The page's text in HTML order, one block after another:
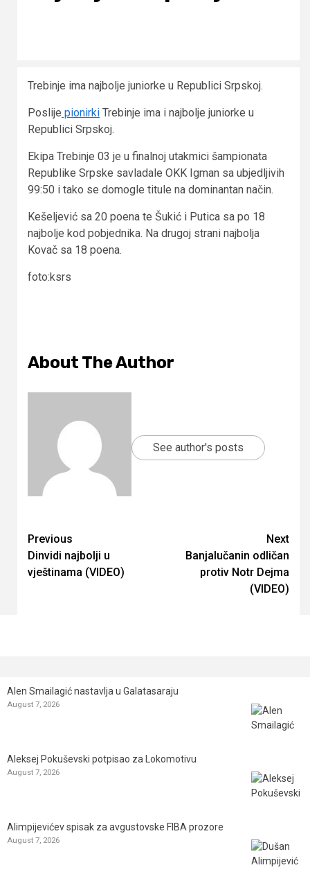
Trebinje ima najbolje juniorke u Republici Srpskoj.
Poslije pionirki Trebinje ima i najbolje juniorke u
Republici Srpskoj.
Ekipa Trebinje 03 je u finalnoj utakmici šampionata
Republike Srpske savladale OKK Igman sa ubjedljivih
99:50 i tako se domogle titule na dominantan način.
Kešeljević sa 20 poena te Šukić i Putica sa po 18
najbolje kod pobjednika. Na drugoj strani najbolja
Kovač sa 18 poena.
foto:ksrs
About The Author
See author's posts
Continue
Reading
Previous
Dinvidi najbolji u
vještinama (VIDEO)
Next
Banjalučanin odličan
protiv Notr Dejma
(VIDEO)
Alen Smailagić nastavlja u Galatasaraju
August 7, 2026
Aleksej Pokuševski potpisao za Lokomotivu
August 7, 2026
Alimpijevićev spisak za avgustovske FIBA prozore
August 7, 2026